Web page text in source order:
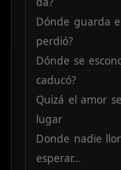
Dónde guarda
perdió?
Dónde se
caducó?
Quizá el amor se
lugar
Donde nadie
esperar…